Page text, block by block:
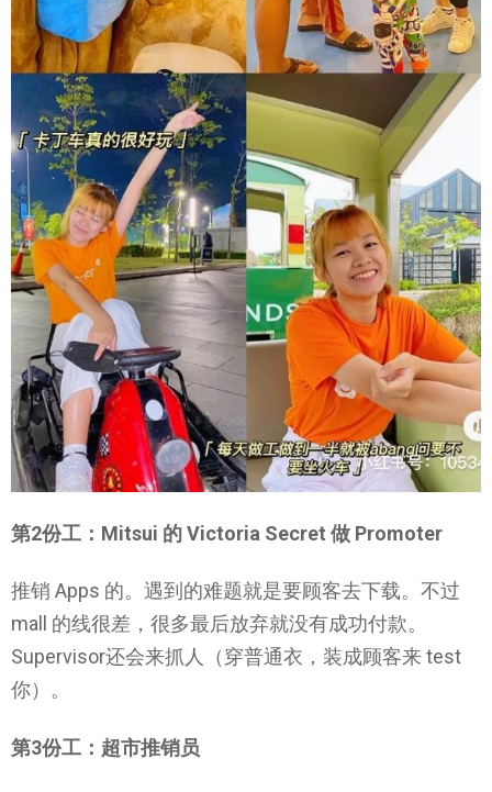
第2份工：Mitsui 的 Victoria Secret 做 Promoter
推销 Apps 的。遇到的难题就是要顾客去下载。不过
mall 的线很差，很多最后放弃就没有成功付款。
Supervisor还会来抓人（穿普通衣，装成顾客来 test
你）。
第3份工：超市推销员